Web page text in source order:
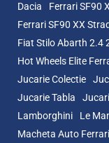
Dacia
Ferrari SF90
Ferrari SF90 XX
Fiat Stilo Abarth 2.4
Hot Wheels Elite
Jucarie Colectie
Jucarie Tabla
Lamborghini
Le
Macheta Auto